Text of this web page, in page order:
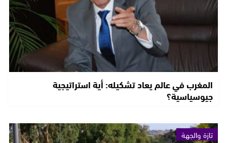
المغرب في عالم يعاد تشكيله: أية استراتيجية
جيوسياسية؟
تازة والجهة